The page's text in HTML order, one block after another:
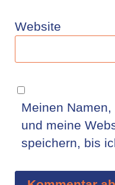
Website
Meinen
und meine
speichern, bis